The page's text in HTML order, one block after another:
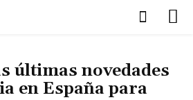
últimas novedades
en España para